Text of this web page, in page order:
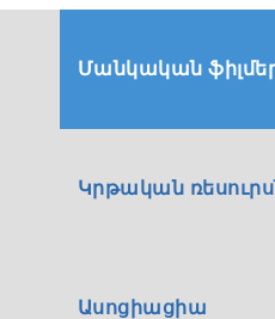
Մանկական
Կրթական
Ասոցիացիա